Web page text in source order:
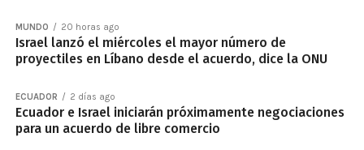
MUNDO 20 horas ago
Israel lanzó el miércoles el mayor número de
proyectiles en Líbano desde el acuerdo, dice la ONU
ECUADOR 2 días ago
Ecuador e Israel iniciarán próximamente negociaciones
para un acuerdo de libre comercio